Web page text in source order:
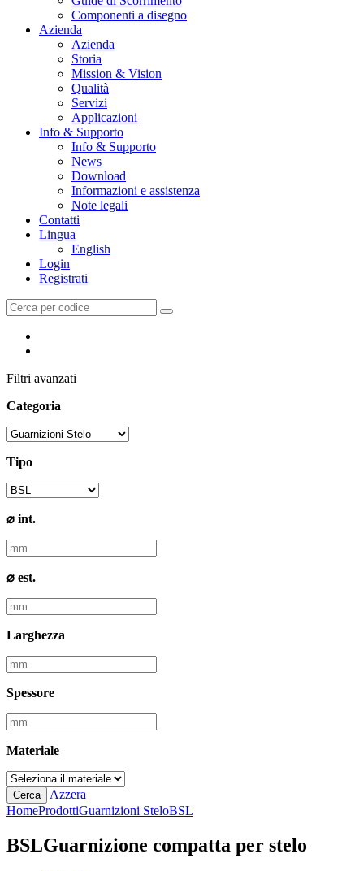
Componenti a disegno
Azienda
Azienda
Storia
Mission & Vision
Qualità
Servizi
Applicazioni
Info & Supporto
Info & Supporto
News
Download
Informazioni e assistenza
Note legali
Contatti
Lingua
English
Login
Registrati
Filtri avanzati
Categoria
Tipo
⌀ int.
⌀ est.
Larghezza
Spessore
Materiale
Cerca
Azzera
HomeProdottiGuarnizioni SteloBSL
BSLGuarnizione compatta per stelo